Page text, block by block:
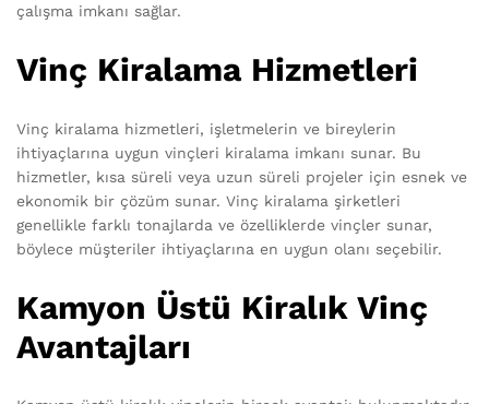
çalışma imkanı sağlar.
Vinç Kiralama Hizmetleri
Vinç kiralama hizmetleri, işletmelerin ve bireylerin
ihtiyaçlarına uygun vinçleri kiralama imkanı sunar. Bu
hizmetler, kısa süreli veya uzun süreli projeler için esnek ve
ekonomik bir çözüm sunar. Vinç kiralama şirketleri
genellikle farklı tonajlarda ve özelliklerde vinçler sunar,
böylece müşteriler ihtiyaçlarına en uygun olanı seçebilir.
Kamyon Üstü Kiralık Vinç
Avantajları